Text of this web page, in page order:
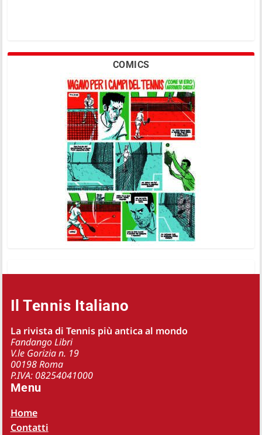
COMICS
Il Tennis Italiano
La rivista di Tennis più antica al mondo
Fandango Libri
V.le Gorizia n. 19
00198 Roma
P.IVA: 08254041000
Menu
Home
Contatti